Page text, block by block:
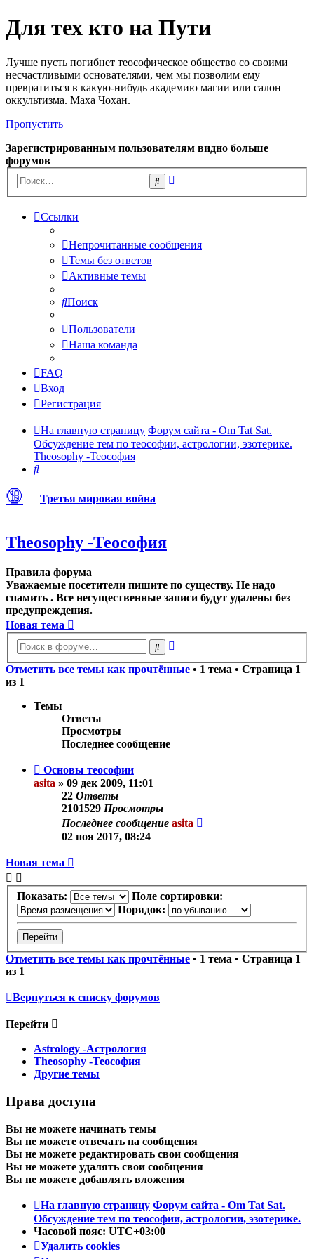
Для тех кто на Пути
Лучше пусть погибнет теософическое общество со своими
несчастливыми основателями, чем мы позволим ему
превратиться в какую-нибудь академию магии или салон
оккультизма. Маха Чохан.
Пропустить
Зарегистрированным пользователям видно больше
форумов
Поиск
Ссылки
Непрочитанные сообщения
Темы без ответов
Активные темы
Поиск
Пользователи
Наша команда
FAQ
Вход
Регистрация
На главную страницу Форум сайта - Om Tat Sat.
Обсуждение тем по теософии, астрологии, эзотерике.
Theosophy -Теософия
Поиск
🔞 Третья мировая война
Theosophy -Теософия
Правила форума
Уважаемые посетители пишите по существу. Не надо
спамить . Все несущественные записи будут удалены без
предупреждения.
Новая тема
Поиск
Отметить все темы как прочтённые • 1 тема • Страница 1
из 1
Темы
Ответы
Просмотры
Последнее сообщение
Основы теософии
asita » 09 дек 2009, 11:01
22 Ответы
2101529 Просмотры
Последнее сообщение asita
02 ноя 2017, 08:24
Новая тема
Показать:
Поле сортировки:
Порядок:
Отметить все темы как прочтённые • 1 тема • Страница 1
из 1
Вернуться к списку форумов
Перейти
Astrology -Астрология
Theosophy -Теософия
Другие темы
Права доступа
Вы не можете начинать темы
Вы не можете отвечать на сообщения
Вы не можете редактировать свои сообщения
Вы не можете удалять свои сообщения
Вы не можете добавлять вложения
На главную страницу Форум сайта - Om Tat Sat.
Обсуждение тем по теософии, астрологии, эзотерике.
Часовой пояс: UTC+03:00
Удалить cookies